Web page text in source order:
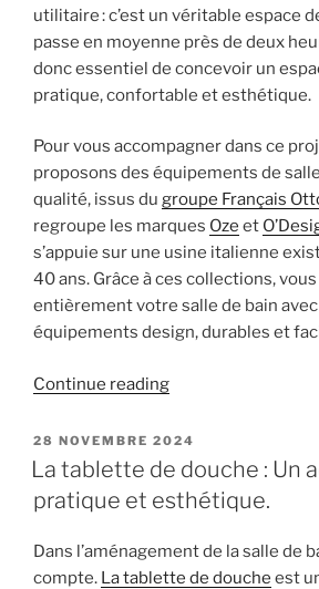
utilitaire : c’est un véritable espace
passe en moyenne près de deux
donc essentiel de concevoir un
pratique, confortable et esthétique.
Pour vous accompagner dans ce
proposons des équipements de
qualité, issus du groupe Français
regroupe les marques Oze et
s’appuie sur une usine italienne
40 ans. Grâce à ces collections,
entièrement votre salle de bain
équipements design, durables et
Continue reading« Equipez
salle
de
bain
avec
Ottofond
! »
POSTED
ON
28 NOVEMBRE 2024
La tablette de douche : Un
pratique et esthétique.
Dans l’aménagement de la salle de
compte. La tablette de douche est